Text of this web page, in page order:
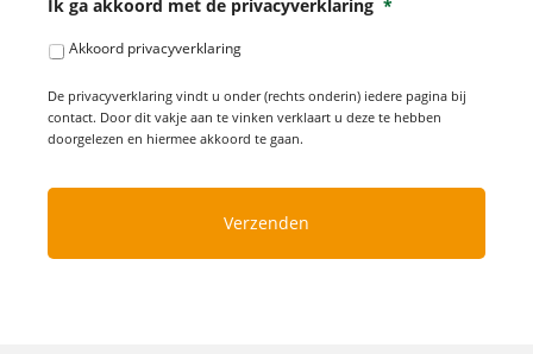
Ik ga akkoord met de privacyverklaring *
Akkoord privacyverklaring
De privacyverklaring vindt u onder (rechts onderin) iedere pagina bij
contact. Door dit vakje aan te vinken verklaart u deze te hebben
doorgelezen en hiermee akkoord te gaan.